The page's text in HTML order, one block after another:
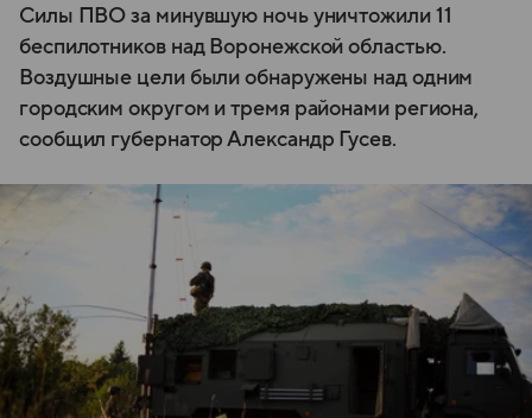
Силы ПВО за минувшую ночь уничтожили 11
беспилотников над Воронежской областью.
Воздушные цели были обнаружены над одним
городским округом и тремя районами региона,
сообщил губернатор Александр Гусев.